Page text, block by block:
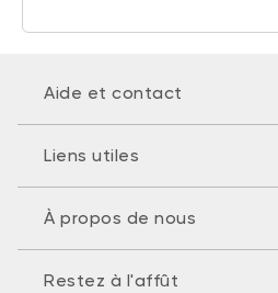
Aide et contact
Liens utiles
À propos de nous
Restez à l'affût